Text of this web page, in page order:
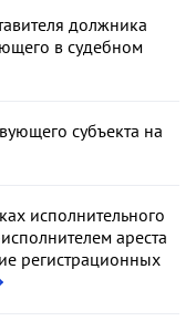
должника
в судебном
субъекта на
исполнительного
ареста
регистрационных